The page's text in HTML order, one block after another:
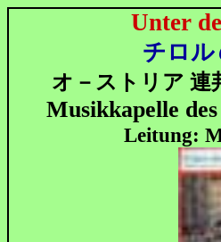
Unter
チロル
オ－ストリア 連
Musikkapelle
Leitung: